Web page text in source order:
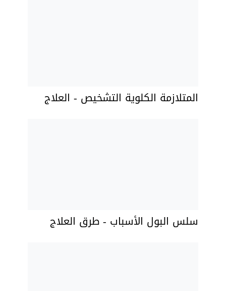
المتلازمة الكلوية التشخيص - العلاج
سلس البول الأسباب - طرق العلاج